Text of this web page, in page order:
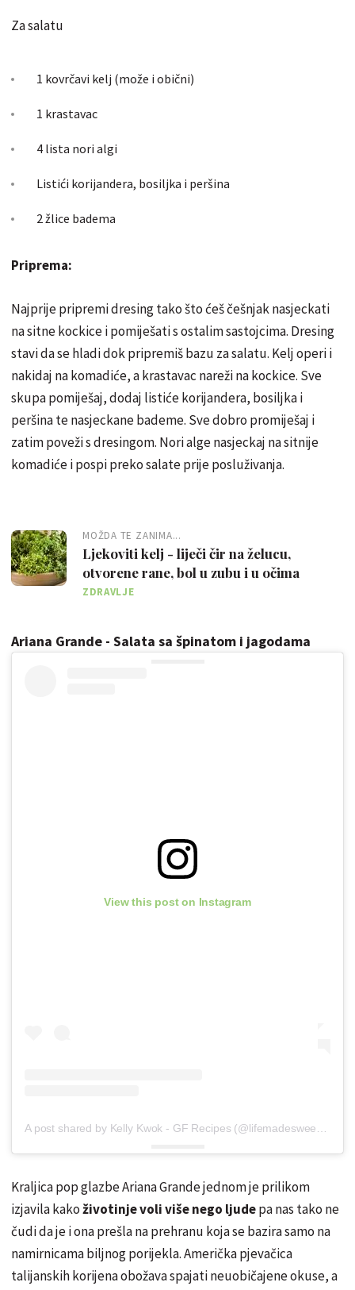
Za salatu
1 kovrčavi kelj (može i obični)
1 krastavac
4 lista nori algi
Listići korijandera, bosiljka i peršina
2 žlice badema
Priprema:
Najprije pripremi dresing tako što ćeš češnjak nasjeckati
na sitne kockice i pomiješati s ostalim sastojcima. Dresing
stavi da se hladi dok pripremiš bazu za salatu. Kelj operi i
nakidaj na komadiće, a krastavac nareži na kockice. Sve
skupa pomiješaj, dodaj listiće korijandera, bosiljka i
peršina te nasjeckane bademe. Sve dobro promiješaj i
zatim poveži s dresingom. Nori alge nasjeckaj na sitnije
komadiće i pospi preko salate prije posluživanja.
MOŽDA TE ZANIMA...
Ljekoviti kelj - liječi čir na želucu,
otvorene rane, bol u zubu i u očima
ZDRAVLJE
Ariana Grande - Salata sa špinatom i jagodama
View this post on Instagram
A post shared by Kelly Kwok - GF Recipes (@lifemadesweeter)
Kraljica pop glazbe Ariana Grande jednom je prilikom
izjavila kakoživotinje voli više nego ljudepa nas tako ne
čudi da je i ona prešla na prehranu koja se bazira samo na
namirnicama biljnog porijekla. Američka pjevačica
talijanskih korijena obožava spajati neuobičajene okuse, a